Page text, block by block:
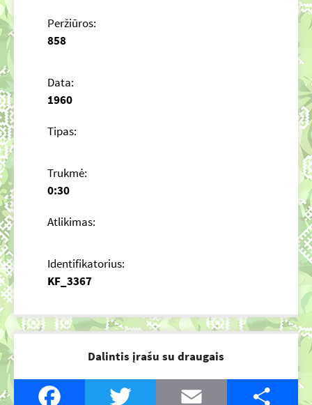
Peržiūros:
858
Data:
1960
Tipas:
Trukmė:
0:30
Atlikimas:
Identifikatorius:
KF_3367
Dalintis įrašu su draugais
Facebook Twitter Email Share